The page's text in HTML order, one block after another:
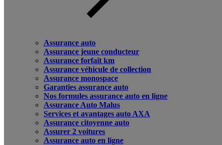
Assurance auto
Assurance jeune conducteur
Assurance forfait km
Assurance véhicule de collection
Assurance monospace
Garanties assurance auto
Nos formules assurance auto en ligne
Assurance Auto Malus
Services et avantages auto AXA
Assurance citoyenne auto
Assurer 2 voitures
Assurance auto en ligne